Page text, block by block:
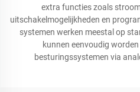
extra functies zoals
uitschakelmogelijkheden en
systemen werken meestal op
kunnen eenvoudig
besturingssystemen via